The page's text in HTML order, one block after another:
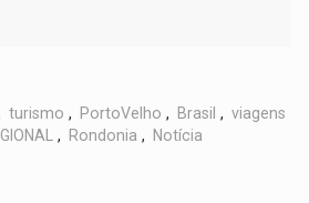
turismo , PortoVelho , Brasil , viagens
, Rondonia , Notícia